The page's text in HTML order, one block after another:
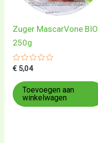
Zuger MascarVone BIO
250g
Gewaardeerd
uit
5
€ 5,04
Toevoegen aan
winkelwagen